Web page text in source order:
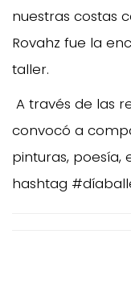
nuestras costas
Rovahz fue la
taller.
A través de las
convocó a
pinturas, poesía,
hashtag